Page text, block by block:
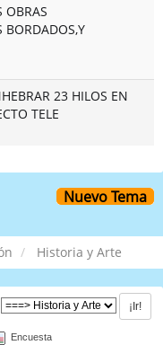
OBRAS
BORDADOS,Y
23 HILOS EN
TELE
Nuevo Tema
Historia y Arte
Encuesta